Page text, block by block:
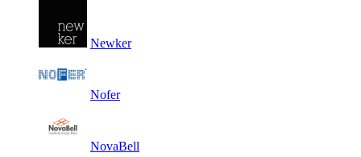
Newker
Nofer
NovaBell